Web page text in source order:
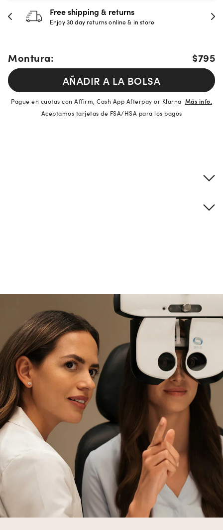
Free shipping & returns
Enjoy 30 day returns online & in store
Montura:
$795
AÑADIR A LA BOLSA
Pague en cuotas con Affirm, Cash App Afterpay or Klarna Más info.
Aceptamos tarjetas de FSA/HSA para los pagos